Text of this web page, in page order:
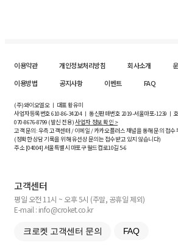
이용약관 개인정보처리방침 회사소개
이용방법
공지사항 이벤트 FAQ
(주)와이오엘오 ㅣ 대표 황유미
사업자등록번호610-86-34204ㅣ 통신판매번호 2019-서울마포-1239 ㅣ
070-8676-8799 (발신 전용)사업자 정보 확인 >
고객 문의: 우측 고객센터 / 이메일 / 카카오플러스 채널을 통해 문의 접수
(정확한 상담 기록을 위해 유선상 문의는 접수받고 있지 않습니다)
주소 [04004] 서울특별시 마포구 월드컵로10길5-6
고객센터
평일 오전 11시 ~ 오후 5시 (주말, 공휴일 제외)
E-mail : info@croket.co.kr
크로켓 고객센터 문의 FAQ